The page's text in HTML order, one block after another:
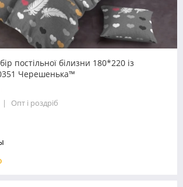
постільної білизни 180*220 із
Черешенька™
Опт і роздріб